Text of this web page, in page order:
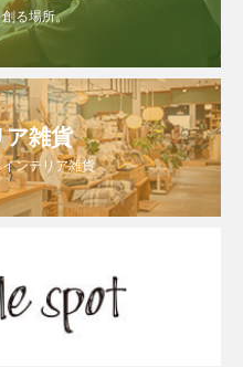
る場所。
ア雑貨
ンテリア雑貨